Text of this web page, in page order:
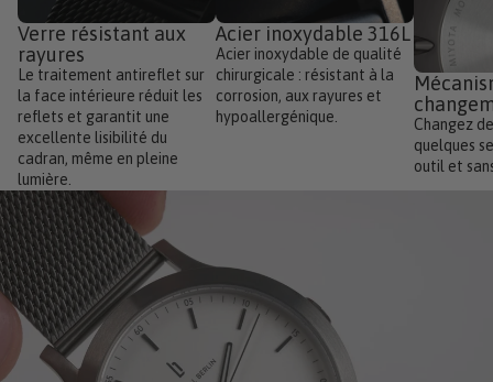
Verre résistant aux
rayures
Le traitement antireflet sur
la face intérieure réduit les
reflets et garantit une
excellente lisibilité du
cadran, même en pleine
lumière.
Acier inoxydable 316L
Acier inoxydable de qualité
chirurgicale : résistant à la
corrosion, aux rayures et
hypoallergénique.
Changez
quelques
outil et